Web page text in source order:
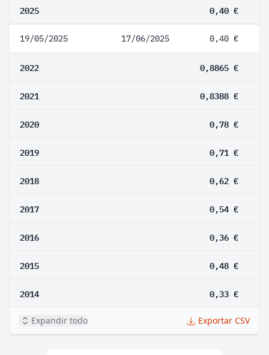
2025 0,40 €
19/05/2025 17/06/2025 0,40 €
2022 0,8865 €
2021 0,8388 €
2020 0,78 €
2019 0,71 €
2018 0,62 €
2017 0,54 €
2016 0,36 €
2015 0,48 €
2014 0,33 €
Expandir todo Exportar CSV